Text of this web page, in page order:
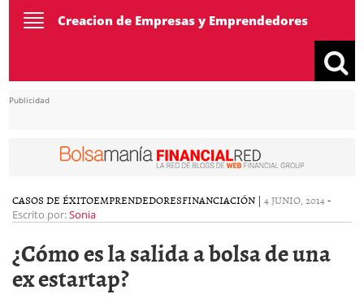
ToggleCreacion de Empresas y Emprendedores
Publicidad
CASOS DE ÉXITOEMPRENDEDORESFINANCIACIÓN | 4 JUNIO, 2014-
Escrito por:Sonia
¿Cómo es la salida a bolsa de una
ex estartap?